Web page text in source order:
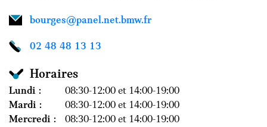
bourges@panel.net.bmw.fr
02 48 48 13 13
Horaires
Lundi :
08:30-12:00 et 14:00-19:00
Mardi :
08:30-12:00 et 14:00-19:00
Mercredi :
08:30-12:00 et 14:00-19:00